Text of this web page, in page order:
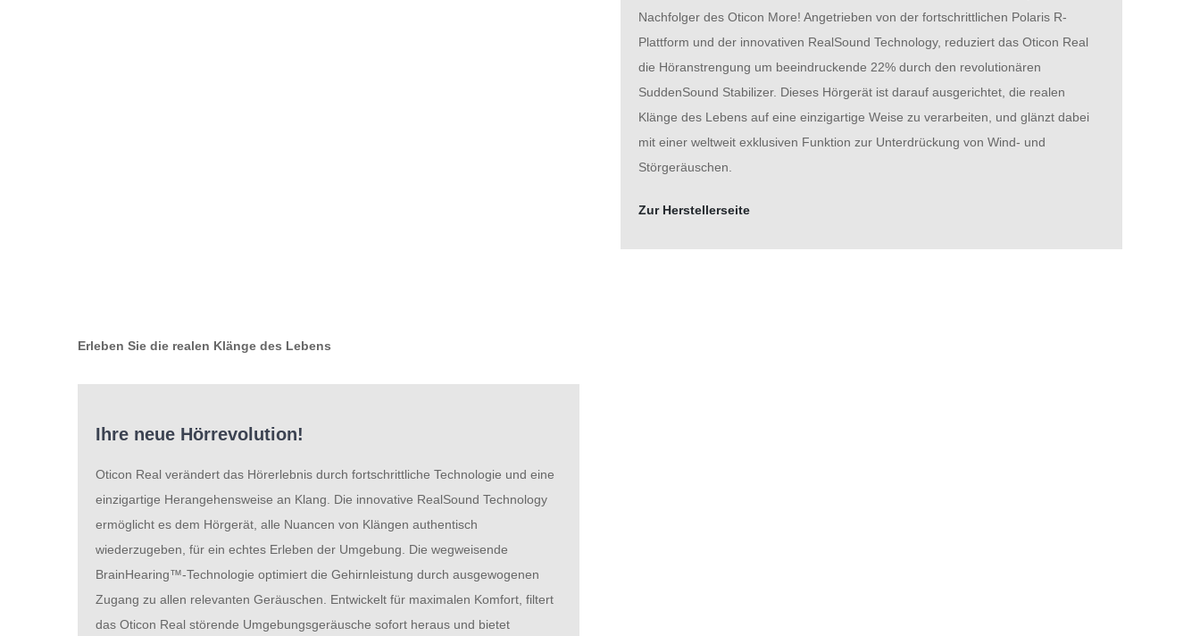
Nachfolger des Oticon More! Angetrieben von der fortschrittlichen Polaris R-
Plattform und der innovativen RealSound Technology, reduziert das Oticon Real
die Höranstrengung um beeindruckende 22% durch den revolutionären
SuddenSound Stabilizer. Dieses Hörgerät ist darauf ausgerichtet, die realen
Klänge des Lebens auf eine einzigartige Weise zu verarbeiten, und glänzt dabei
mit einer weltweit exklusiven Funktion zur Unterdrückung von Wind- und
Störgeräuschen.
Zur Herstellerseite
Erleben Sie die realen Klänge des Lebens
Ihre neue Hörrevolution!
Oticon Real verändert das Hörerlebnis durch fortschrittliche Technologie und eine
einzigartige Herangehensweise an Klang. Die innovative RealSound Technology
ermöglicht es dem Hörgerät, alle Nuancen von Klängen authentisch
wiederzugeben, für ein echtes Erleben der Umgebung. Die wegweisende
BrainHearing™-Technologie optimiert die Gehirnleistung durch ausgewogenen
Zugang zu allen relevanten Geräuschen. Entwickelt für maximalen Komfort, filtert
das Oticon Real störende Umgebungsgeräusche sofort heraus und bietet